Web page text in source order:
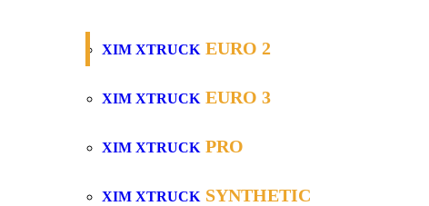
XIM XTRUCK EURO 2
XIM XTRUCK EURO 3
XIM XTRUCK PRO
XIM XTRUCK SYNTHETIC